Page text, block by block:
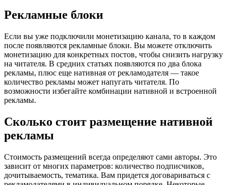
Рекламные блоки
Если вы уже подключили монетизацию канала, то в каждом
после появляются рекламные блоки. Вы можете отключить
монетизацию для конкретных постов, чтобы снизить нагрузку
на читателя. В средних статьях появляются по два блока
рекламы, плюс еще нативная от рекламодателя — такое
количество рекламы может напугать читателя. По
возможности избегайте комбинации нативной и встроенной
рекламы.
Сколько стоит размещение нативной
рекламы
Стоимость размещений всегда определяют сами авторы. Это
зависит от многих параметров: количество подписчиков,
дочитываемость, тематика. Вам придется договариваться с